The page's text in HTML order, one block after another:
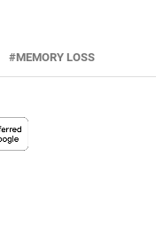
MEMORY LOSS